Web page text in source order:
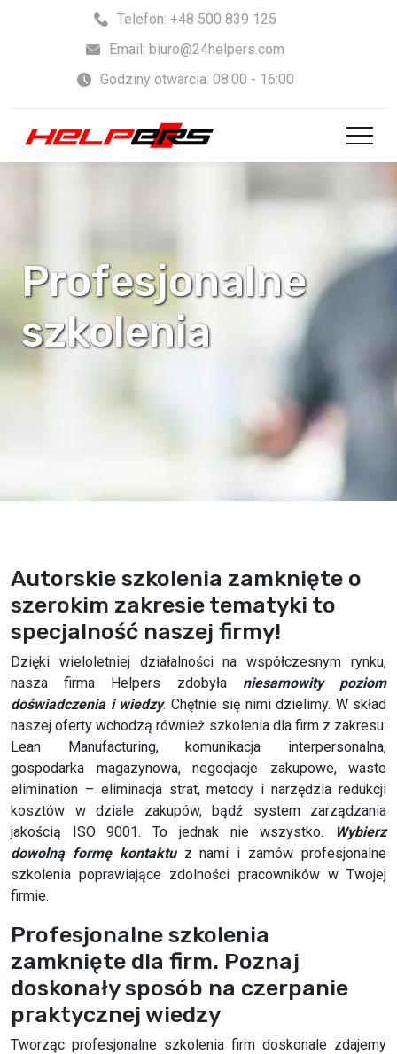
Telefon: +48 500 839 125
Email: biuro@24helpers.com
Godziny otwarcia: 08:00 - 16:00
Profesjonalne
szkolenia
Autorskie szkolenia zamknięte o
szerokim zakresie tematyki to
specjalność naszej firmy!
Dzięki wieloletniej działalności na współczesnym rynku,
nasza firma Helpers zdobyła niesamowity poziom
doświadczenia i wiedzy. Chętnie się nimi dzielimy. W skład
naszej oferty wchodzą również szkolenia dla firm z zakresu:
Lean Manufacturing, komunikacja interpersonalna,
gospodarka magazynowa, negocjacje zakupowe, waste
elimination – eliminacja strat, metody i narzędzia redukcji
kosztów w dziale zakupów, bądź system zarządzania
jakością ISO 9001. To jednak nie wszystko.
Wybierz
dowolną formę kontaktuz nami i zamów profesjonalne
szkolenia poprawiające zdolności pracowników w Twojej
firmie.
Profesjonalne szkolenia
zamknięte dla firm. Poznaj
doskonały sposób na czerpanie
praktycznej wiedzy
Tworząc profesjonalne szkolenia firm doskonale zdajemy